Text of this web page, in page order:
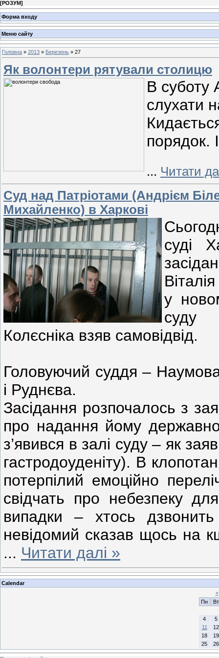
[РОЗУМ]
Форма входу
Меню сайту
Головна » 2013 » Березень » 27
Як волонтери рятували столицю
В суботу
слухати
порядок.
... Читати
Суд над Патріотами (Андрієм
Михайленко) в Харкові
суді
у
суду
Колєсніка взяв самовідвід.
Головуючий суддя –
і Руднєва.
Засідання розпочалось з
про надання йому
з’явився в залі суду – як
гастродоуденіту). В
потерпілий емоційно
свідчать про небезпеку
випадки – хтось
невідомий сказав щось на
... Читати далі »
Calendar
«
Пн
Вт
4
5
11
12
18
19
25
26